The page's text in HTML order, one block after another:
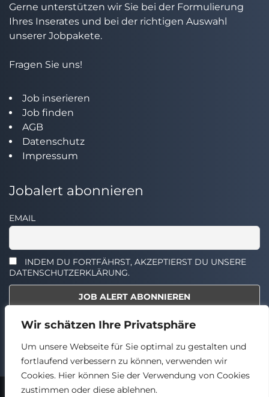
Wir schätzen Ihre Privatsphäre
Um unsere Webseite für Sie optimal zu gestalten und
fortlaufend verbessern zu können, verwenden wir
Cookies. Hier können Sie der Verwendung von Cookies
zustimmen oder diese ablehnen.
Gerne unterstützen wir Sie bei der Formulierung
Ihres Inserates und bei der richtigen Auswahl
unserer Jobpakete.
Fragen Sie uns!
Job inserieren
Job finden
AGB
Datenschutz
Impressum
Jobalert abonnieren
EMAIL
INDEM DU FORTFÄHRST, AKZEPTIERST DU UNSERE
DATENSCHUTZERKLÄRUNG.
Select the widget you want to show.